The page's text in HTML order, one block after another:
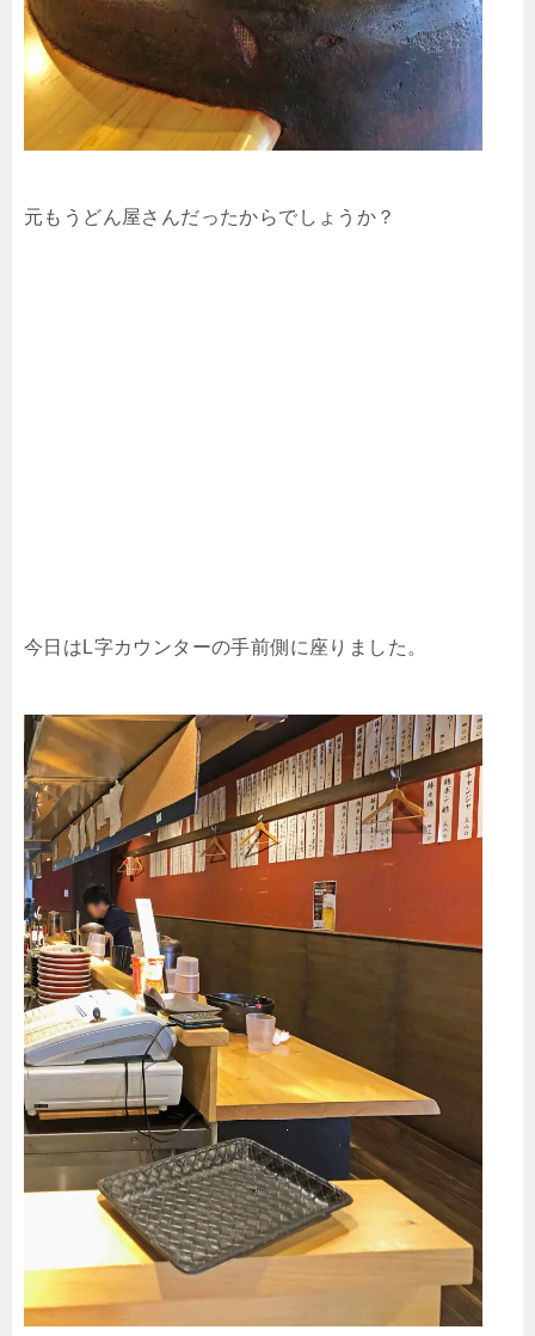
元もうどん屋さんだったからでしょうか？
今日はL字カウンターの手前側に座りました。